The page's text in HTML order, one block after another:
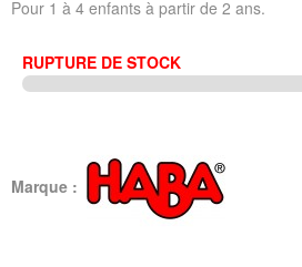
Pour 1 à 4 enfants à partir de 2 ans.
RUPTURE DE STOCK
Marque :